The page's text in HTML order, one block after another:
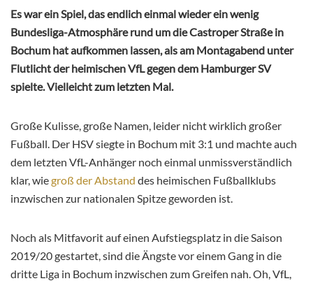
Es war ein Spiel, das endlich einmal wieder ein wenig
Bundesliga-Atmosphäre rund um die Castroper Straße in
Bochum hat aufkommen lassen, als am Montagabend unter
Flutlicht der heimischen VfL gegen dem Hamburger SV
spielte. Vielleicht zum letzten Mal.
Große Kulisse, große Namen, leider nicht wirklich großer
Fußball. Der HSV siegte in Bochum mit 3:1 und machte auch
dem letzten VfL-Anhänger noch einmal unmissverständlich
klar, wiegroß der Abstand des heimischen Fußballklubs
inzwischen zur nationalen Spitze geworden ist.
Noch als Mitfavorit auf einen Aufstiegsplatz in die Saison
2019/20 gestartet, sind die Ängste vor einem Gang in die
dritte Liga in Bochum inzwischen zum Greifen nah. Oh, VfL,